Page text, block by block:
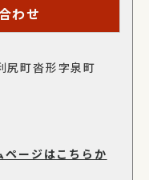
わせ
町沓形字泉町
ページはこちらか